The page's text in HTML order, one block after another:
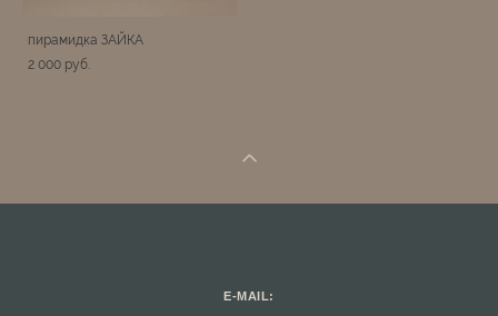
пирамидка ЗАЙКА
2 000 pуб.
E-MAIL: